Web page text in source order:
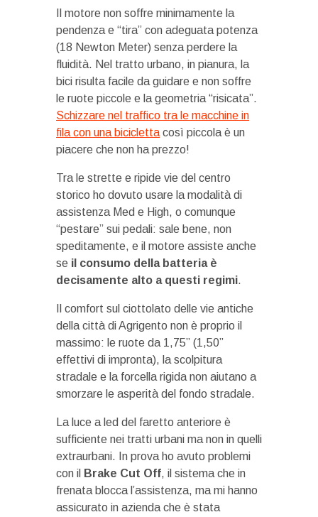
Il motore non soffre minimamente la
pendenza e “tira” con adeguata potenza
(18 Newton Meter) senza perdere la
fluidità. Nel tratto urbano, in pianura, la
bici risulta facile da guidare e non soffre
le ruote piccole e la geometria “risicata”.
Schizzare nel traffico tra le macchine in
fila con una bicicletta così piccola è un
piacere che non ha prezzo!
Tra le strette e ripide vie del centro
storico ho dovuto usare la modalità di
assistenza Med e High, o comunque
“pestare” sui pedali: sale bene, non
speditamente, e il motore assiste anche
se il consumo della batteria è
decisamente alto a questi regimi.
Il comfort sul ciottolato delle vie antiche
della città di Agrigento non è proprio il
massimo: le ruote da 1,75” (1,50”
effettivi di impronta), la scolpitura
stradale e la forcella rigida non aiutano a
smorzare le asperità del fondo stradale.
La luce a led del faretto anteriore è
sufficiente nei tratti urbani ma non in quelli
extraurbani. In prova ho avuto problemi
con il Brake Cut Off, il sistema che in
frenata blocca l’assistenza, ma mi hanno
assicurato in azienda che è stata